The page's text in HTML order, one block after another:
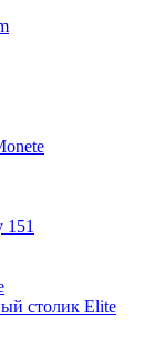
151
столик Elite